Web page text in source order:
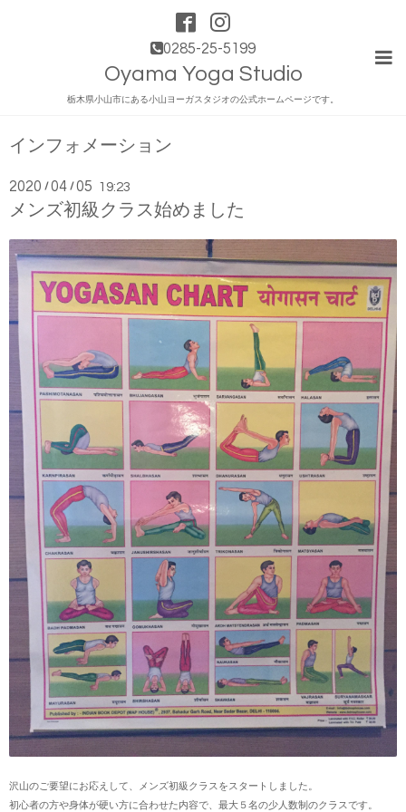
0285-25-5199
Oyama Yoga Studio
栃木県小山市にある小山ヨーガスタジオの公式ホームページです。
インフォメーション
2020 /04 /05 19:23
メンズ初級クラス始めました
沢山のご要望にお応えして、メンズ初級クラスをスタートしました。
初心者の方や身体が硬い方に合わせた内容で、最大５名の少人数制のクラスです。